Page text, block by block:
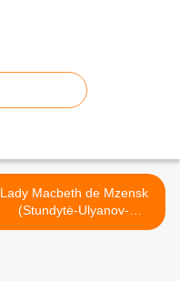
Lady Macbeth de Mzensk
(Stundytė-Ulyanov-
Černoch-Metzmacher-